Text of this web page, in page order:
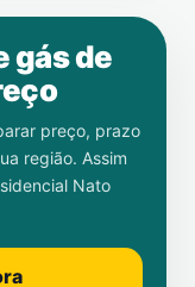
gás de
preço, prazo
região. Assim
Nato